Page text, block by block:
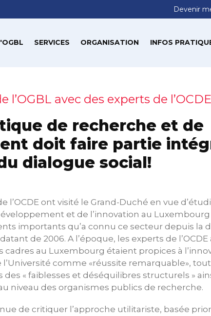
Devenir
SERVICES ORGANISATION INFOS
l’OGBL avec des experts de l’OCDE
de recherche et de
doit faire partie
dialogue social!
l’OCDE ont visité le Grand-Duché en vue
et de l’innovation au
importants qu’a connu ce secteur depuis la
de 2006. A l’époque, les experts de l’OCDE
au Luxembourg étaient propices à
comme «réussite remarquable»,
« faiblesses et déséquilibres structurels »
niveau des organismes publics de recherche.
de critiquer l’approche utilitariste, basée